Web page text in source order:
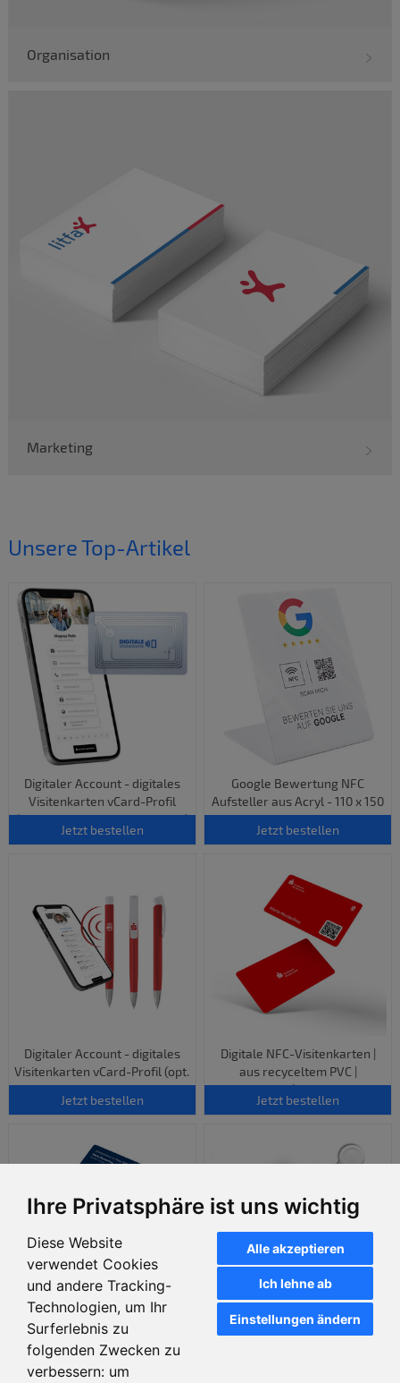
Ihre Privatsphäre ist uns wichtig
Diese Website
verwendet Cookies
und andere Tracking-
Technologien, um Ihr
Surferlebnis zu
folgenden Zwecken zu
verbessern: um
Alle akzeptieren
Ich lehne ab
Einstellungen ändern
Organisation
Marketing
Unsere Top-Artikel
Digitaler Account - digitales
Visitenkarten vCard-Profil
(optional mit NFC-Visitenkarte)
Jetzt bestellen
Google Bewertung NFC
Aufsteller aus Acryl - 110 x 150
mm - weiß oder schwarz
glänzend
Jetzt bestellen
Digitaler Account - digitales
Visitenkarten vCard-Profil (opt.
mit Sparkassen NFC-
Kugelschreiber)
Jetzt bestellen
Digitale NFC-Visitenkarten |
aus recyceltem PVC |
Sparkasse (inkl. digitalen
vCard-Profil)
Jetzt bestellen
Digitale NFC-Visitenkarten |
aus recyceltem PVC |
Genobanken (inkl. digitalen
vCard-Profil)
Jetzt bestellen
LinkedIn Karte NFC + QR-Code